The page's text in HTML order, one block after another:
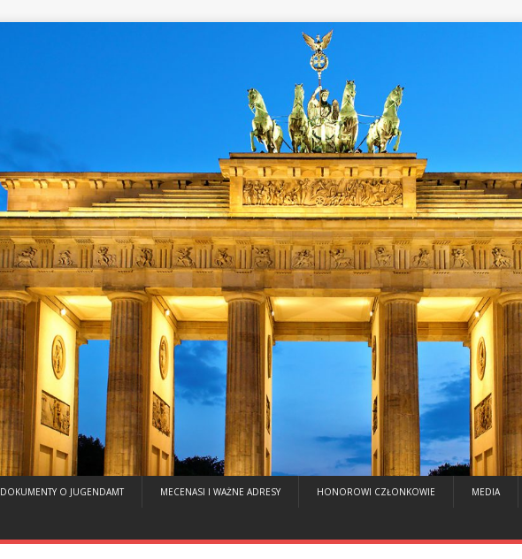
DOKUMENTY O JUGENDAMT MECENASI I WAŻNE ADRESY HONOROWI CZŁONKOWIE MEDIA